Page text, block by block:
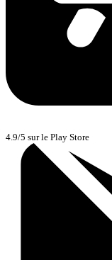
4.9/5 sur le Play Store